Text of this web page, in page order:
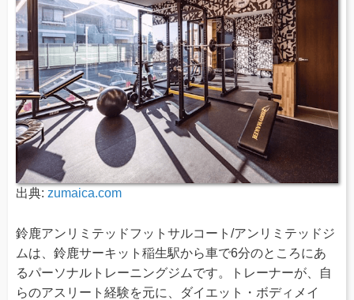
出典: zumaica.com
鈴鹿アンリミテッドフットサルコート/アンリミテッドジ
ムは、鈴鹿サーキット稲生駅から車で6分のところにあ
るパーソナルトレーニングジムです。トレーナーが、自
らのアスリート経験を元に、ダイエット・ボディメイ